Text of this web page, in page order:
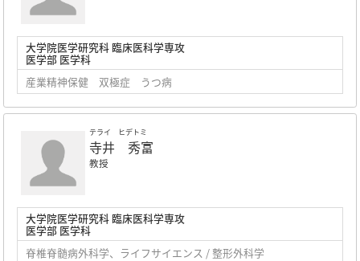
大学院医学研究科 臨床医科学専攻
医学部 医学科
産業精神保健 双極症 うつ病
テライ ヒデトミ
寺井 秀富
教授
大学院医学研究科 臨床医科学専攻
医学部 医学科
脊椎脊髄病外科学、ライフサイエンス / 整形外科学